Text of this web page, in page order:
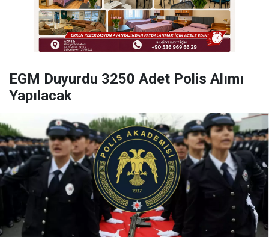
EGM Duyurdu 3250 Adet Polis Alımı
Yapılacak